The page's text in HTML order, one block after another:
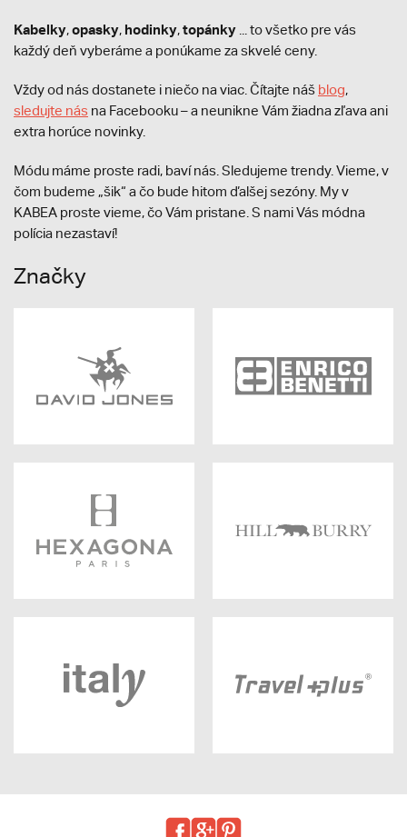
Kabelky,opasky, hodinky,topánky ... to všetko pre vás
každý deň vyberáme a ponúkame za skvelé ceny.
Vždy od nás dostanete i niečo na viac. Čítajte náš blog,
sledujte nás na Facebooku – a neunikne Vám žiadna zľava ani
extra horúce novinky.
Módu máme proste radi, baví nás. Sledujeme trendy. Vieme, v
čom budeme „šik“ a čo bude hitom ďalšej sezóny. My v
KABEA proste vieme, čo Vám pristane. S nami Vás módna
polícia nezastaví!
Značky